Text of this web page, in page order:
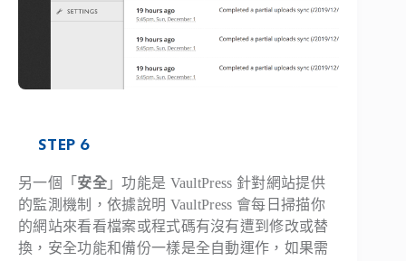
STEP 6
另一個「 安全」功能是 VaultPress 針對網站提供
的監測機制，依據說明 VaultPress 會每日掃描你
的網站來看看檔案或程式碼有沒有遭到修改或替
換，安全功能和備份一樣是全自動運作，如果需